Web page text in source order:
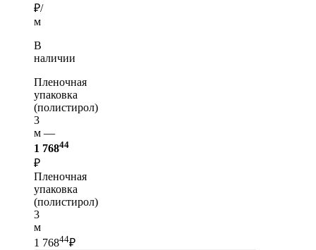
₽/
м
В
наличии
Пленочная
упаковка
(полистирол)
3
м —
1 76844
₽
Пленочная
упаковка
(полистирол)
3
м
1 76844₽